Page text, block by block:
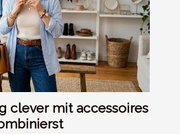
clever mit accessoires